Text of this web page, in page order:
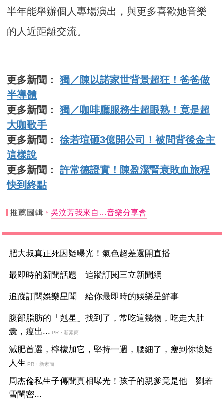
半年能舉辦個人專場演出，與更多喜歡她音樂
的人近距離交流。
更多新聞：獨／陳以諾家世背景超狂！爸爸做
半導體
更多新聞：獨／咖啡廳服務生超眼熟！竟是超
大咖歌手
更多新聞：徐若瑄砸3億開公司！被問背後金主
這樣說
更多新聞：許常德證實！陳盈潔腎衰敗血旅程
快到終點
推薦圖輯 吳汶芳我來自…音樂分享會
肥大叔真正死因疑曝光！氣色超差還開直播
最即時的新聞話題 追蹤訂閱三立新聞網
追蹤訂閱娛樂星聞 給你最即時的娛樂星鮮事
腹部脂肪的「剋星」找到了，常吃這幾物，吃走大肚
囊，瘦出... PR・新素簡
減肥首選，檸檬加它，堅持一週，腰細了，瘦到你懷疑
人生 PR・新素簡
周杰倫私生子傳聞真相曝光！孩子的親爹竟是他 劉若
雪閨密...